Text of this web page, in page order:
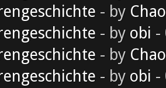
- by
- by obi -
- by
- by obi -